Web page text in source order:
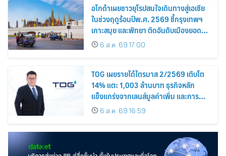
อโกด้าเผยชาวยุโรปสนใจเดินทางสู่เอเชีย
ในช่วงฤดูร้อนปีพ.ศ. 2569 ชี้กรุงเทพฯ
เกาะสมุย และพัทยา ติดอันดับเมืองยอด
นิยม6 ส.ค. 69 17:00
TOG เผยรายได้ไตรมาส 2/2569 เติบโต
14% แตะ 1,003 ล้านบาท ธุรกิจหลัก
แข็งแกร่งจากเลนส์มูลค่าเพิ่ม และการ
ขยายตลาดต่างประเทศ พร้อมเดินหน้า
ลงทุนเพื่อการเติบโตระยะยาว
6 ส.ค. 69 16:59